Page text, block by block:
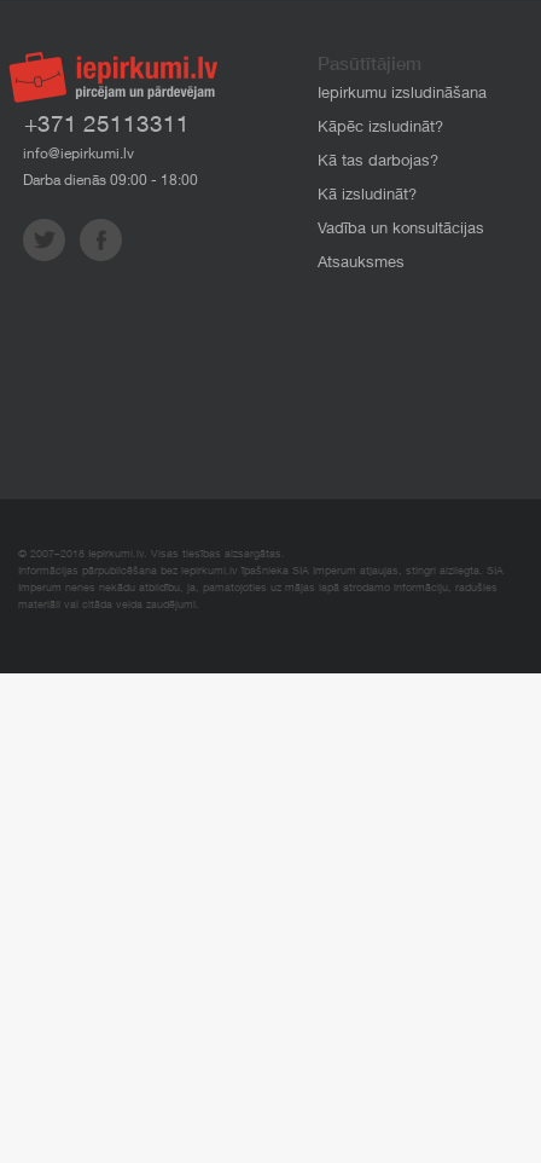
+371 25113311
info@iepirkumi.lv
Darba dienās 09:00 - 18:00
Pasūtītājiem
Iepirkumu izsludināšana
Kāpēc izsludināt?
Kā tas darbojas?
Kā izsludināt?
Vadība un konsultācijas
Atsauksmes
© 2007–2018 Iepirkumi.lv. Visas tiesības aizsargātas.
Informācijas pārpublicēšana bez iepirkumi.lv īpašnieka SIA Imperum atļaujas, stingri aizliegta. SIA
Imperum nenes nekādu atbildību, ja, pamatojoties uz mājas lapā atrodamo informāciju, radušies
materiāli vai citāda veida zaudējumi.